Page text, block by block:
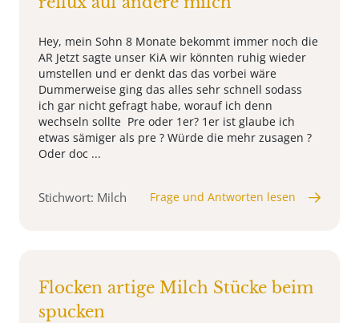
Hey, mein Sohn 8 Monate bekommt immer noch die
AR Jetzt sagte unser KiA wir könnten ruhig wieder
umstellen und er denkt das das vorbei wäre
Dummerweise ging das alles sehr schnell sodass
ich gar nicht gefragt habe, worauf ich denn
wechseln sollte Pre oder 1er? 1er ist glaube ich
etwas sämiger als pre ? Würde die mehr zusagen ?
Oder doc ...
Stichwort: Milch Frage und Antworten lesen
Flocken artige Milch Stücke beim
spucken